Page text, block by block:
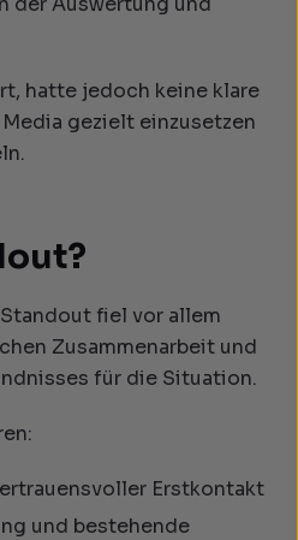
hatte jedoch keine klare
gezielt einzusetzen
fiel vor allem
Zusammenarbeit und
für die Situation.
Erstkontakt
und bestehende